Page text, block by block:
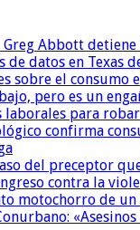
Greg Abbott
de datos en Texas
sobre el consumo
pero es un
laborales para
confirma
del preceptor
contra la
motochorro de